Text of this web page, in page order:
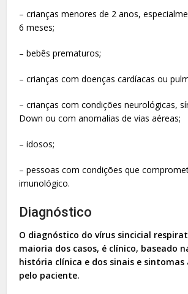
– crianças menores de 2 anos,
6 meses;
– bebês prematuros;
– crianças com doenças cardíacas ou
– crianças com condições neurológicas,
Down ou com anomalias de vias aéreas;
– idosos;
– pessoas com condições que
imunológico.
Diagnóstico
O diagnóstico do vírus sincicial
maioria dos casos, é clínico, baseado
história clínica e dos sinais e sintomas
pelo paciente.